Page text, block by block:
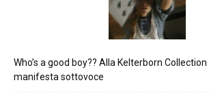
Who’s a good boy?? Alla Kelterborn
manifesta sottovoce